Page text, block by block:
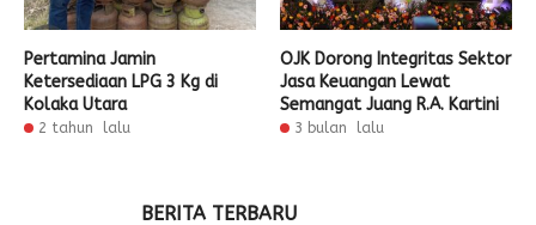
Pertamina Jamin
Ketersediaan LPG 3 Kg di
Kolaka Utara
2 tahun lalu
OJK Dorong Integritas Sektor
Jasa Keuangan Lewat
Semangat Juang R.A. Kartini
3 bulan lalu
BERITA TERBARU